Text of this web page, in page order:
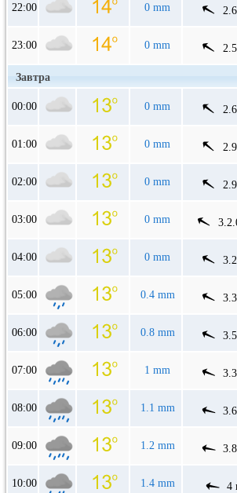
22:00 0 mm
23:00 0 mm
Завтра
00:00 0 mm
01:00 0 mm
02:00 0 mm
03:00 0 mm
04:00 0 mm
05:00 0.4 mm
06:00 0.8 mm
07:00 1 mm
08:00 1.1 mm
09:00 1.2 mm
10:00 1.4 mm 4